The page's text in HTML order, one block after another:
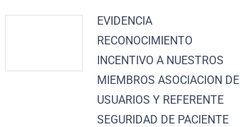
EVIDENCIA
RECONOCIMIENTO
INCENTIVO A NUESTROS
MIEMBROS ASOCIACION DE
USUARIOS Y REFERENTE
SEGURIDAD DE PACIENTE